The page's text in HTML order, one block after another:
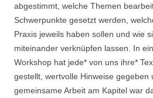
abgestimmt, welche Themen
Schwerpunkte gesetzt werden,
Praxis jeweils haben sollen und wie
miteinander verknüpfen lassen. In
Workshop hat jede* von uns ihre*
gestellt, wertvolle Hinweise gegeben
gemeinsame Arbeit am Kapitel war